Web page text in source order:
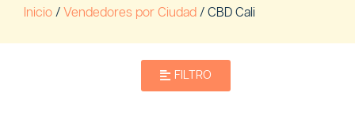
Inicio / Vendedores por Ciudad / CBD Cali
FILTRO